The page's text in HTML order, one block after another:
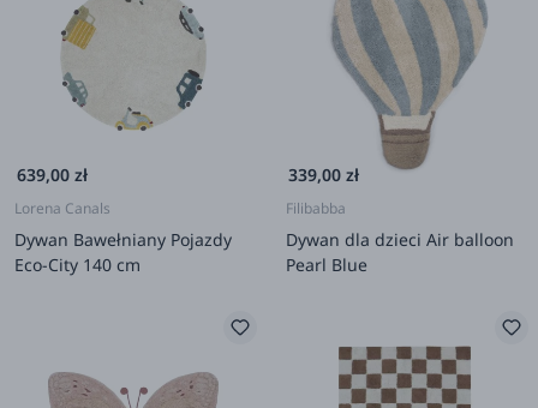
639,00 zł
Lorena Canals
Dywan Bawełniany Pojazdy
Eco-City 140 cm
339,00 zł
Filibabba
Dywan dla dzieci Air balloon
Pearl Blue